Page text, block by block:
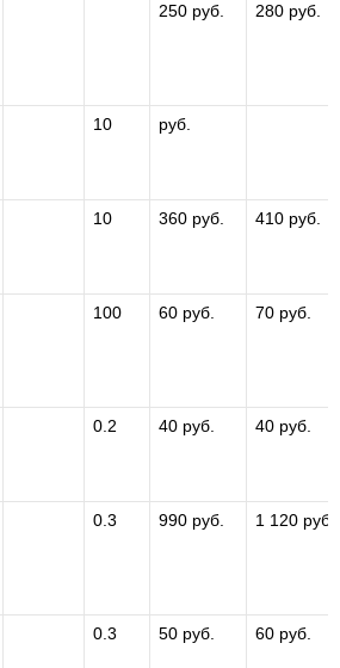
250 руб. 280 руб.
10 руб.
10 360 руб. 410 руб.
100 60 руб. 70 руб.
0.2 40 руб. 40 руб.
0.3 990 руб. 1 120 руб.
0.3 50 руб. 60 руб.